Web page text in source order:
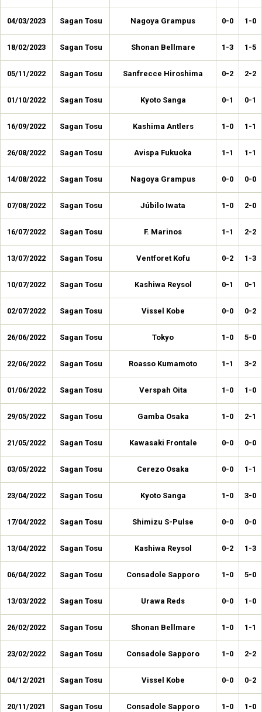
04/03/2023 Sagan Tosu Nagoya Grampus 0-0 1-0
18/02/2023 Sagan Tosu Shonan Bellmare 1-3 1-5
05/11/2022 Sagan Tosu Sanfrecce Hiroshima 0-2 2-2
01/10/2022 Sagan Tosu Kyoto Sanga 0-1 0-1
16/09/2022 Sagan Tosu Kashima Antlers 1-0 1-1
26/08/2022 Sagan Tosu Avispa Fukuoka 1-1 1-1
14/08/2022 Sagan Tosu Nagoya Grampus 0-0 0-0
07/08/2022 Sagan Tosu Júbilo Iwata 1-0 2-0
16/07/2022 Sagan Tosu F. Marinos 1-1 2-2
13/07/2022 Sagan Tosu Ventforet Kofu 0-2 1-3
10/07/2022 Sagan Tosu Kashiwa Reysol 0-1 0-1
02/07/2022 Sagan Tosu Vissel Kobe 0-0 0-2
26/06/2022 Sagan Tosu Tokyo 1-0 5-0
22/06/2022 Sagan Tosu Roasso Kumamoto 1-1 3-2
01/06/2022 Sagan Tosu Verspah Oita 1-0 1-0
29/05/2022 Sagan Tosu Gamba Osaka 1-0 2-1
21/05/2022 Sagan Tosu Kawasaki Frontale 0-0 0-0
03/05/2022 Sagan Tosu Cerezo Osaka 0-0 1-1
23/04/2022 Sagan Tosu Kyoto Sanga 1-0 3-0
17/04/2022 Sagan Tosu Shimizu S-Pulse 0-0 0-0
13/04/2022 Sagan Tosu Kashiwa Reysol 0-2 1-3
06/04/2022 Sagan Tosu Consadole Sapporo 1-0 5-0
13/03/2022 Sagan Tosu Urawa Reds 0-0 1-0
26/02/2022 Sagan Tosu Shonan Bellmare 1-0 1-1
23/02/2022 Sagan Tosu Consadole Sapporo 1-0 2-2
04/12/2021 Sagan Tosu Vissel Kobe 0-0 0-2
20/11/2021 Sagan Tosu Consadole Sapporo 1-0 1-0